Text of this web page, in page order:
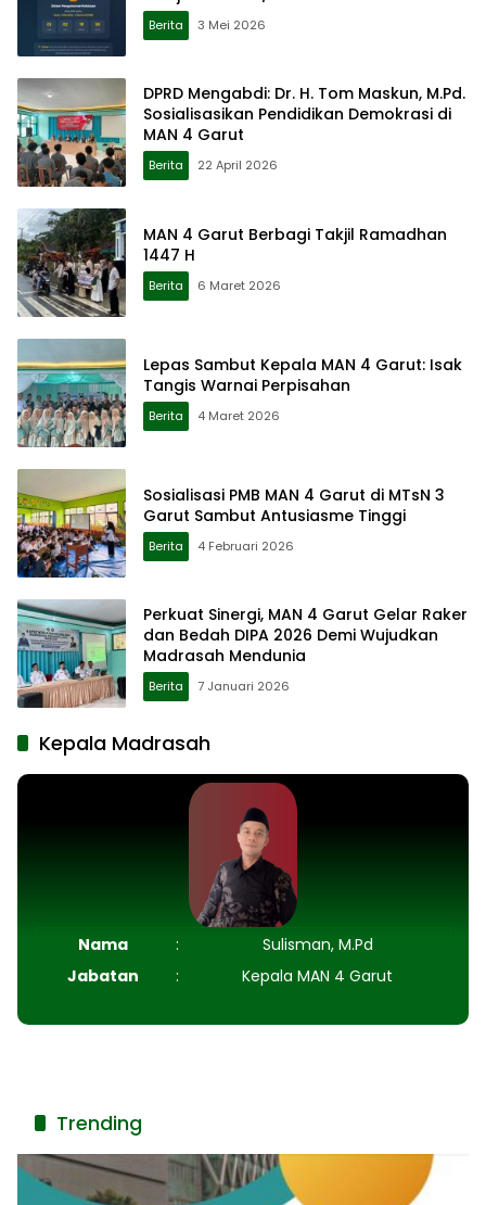
Berita 3 Mei 2026
DPRD Mengabdi: Dr. H. Tom Maskun, M.Pd.
Sosialisasikan Pendidikan Demokrasi di
MAN 4 Garut
Berita 22 April 2026
MAN 4 Garut Berbagi Takjil Ramadhan
1447 H
Berita 6 Maret 2026
Lepas Sambut Kepala MAN 4 Garut: Isak
Tangis Warnai Perpisahan
Berita 4 Maret 2026
Sosialisasi PMB MAN 4 Garut di MTsN 3
Garut Sambut Antusiasme Tinggi
Berita 4 Februari 2026
Perkuat Sinergi, MAN 4 Garut Gelar Raker
dan Bedah DIPA 2026 Demi Wujudkan
Madrasah Mendunia
Berita 7 Januari 2026
Kepala Madrasah
Nama :
Sulisman, M.Pd
Jabatan
: Kepala MAN 4 Garut
Trending